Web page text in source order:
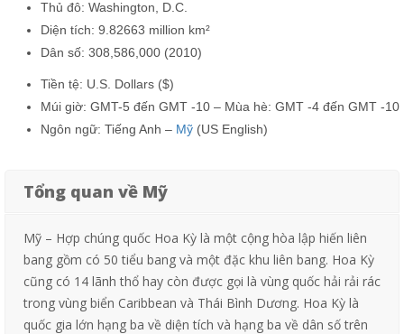
Thủ đô: Washington, D.C.
Diện tích: 9.82663 million km²
Dân số: 308,586,000 (2010)
Tiền tệ: U.S. Dollars ($)
Múi giờ: GMT-5 đến GMT -10 – Mùa hè: GMT -4 đến GMT -10
Ngôn ngữ: Tiếng Anh – Mỹ (US English)
Tổng quan về Mỹ
Mỹ – Hợp chúng quốc Hoa Kỳ là một cộng hòa lập hiến liên
bang gồm có 50 tiểu bang và một đặc khu liên bang. Hoa Kỳ
cũng có 14 lãnh thổ hay còn được gọi là vùng quốc hải rải rác
trong vùng biển Caribbean và Thái Bình Dương. Hoa Kỳ là
quốc gia lớn hạng ba về diện tích và hạng ba về dân số trên